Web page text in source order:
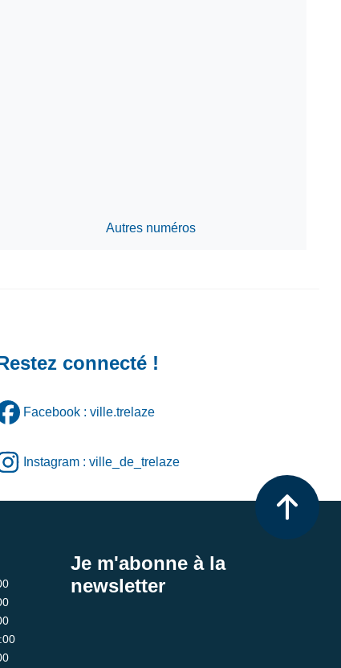
Autres numéros
connecté !
Facebook : ville.trelaze
Instagram : ville_de_trelaze
Je m'abonne à la
newsletter